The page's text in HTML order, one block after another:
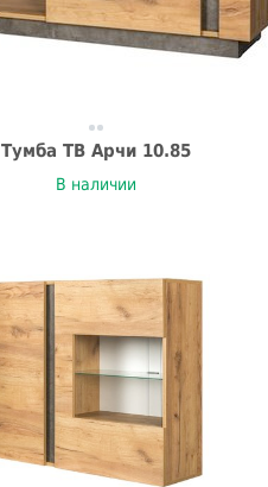
Тумба ТВ Арчи 10.85
В наличии